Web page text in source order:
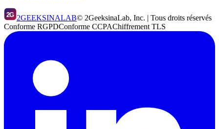
2G 2GEEKSINALAB© 2GeeksinaLab, Inc. | Tous droits réservés
Conforme RGPDConforme CCPAChiffrement TLS